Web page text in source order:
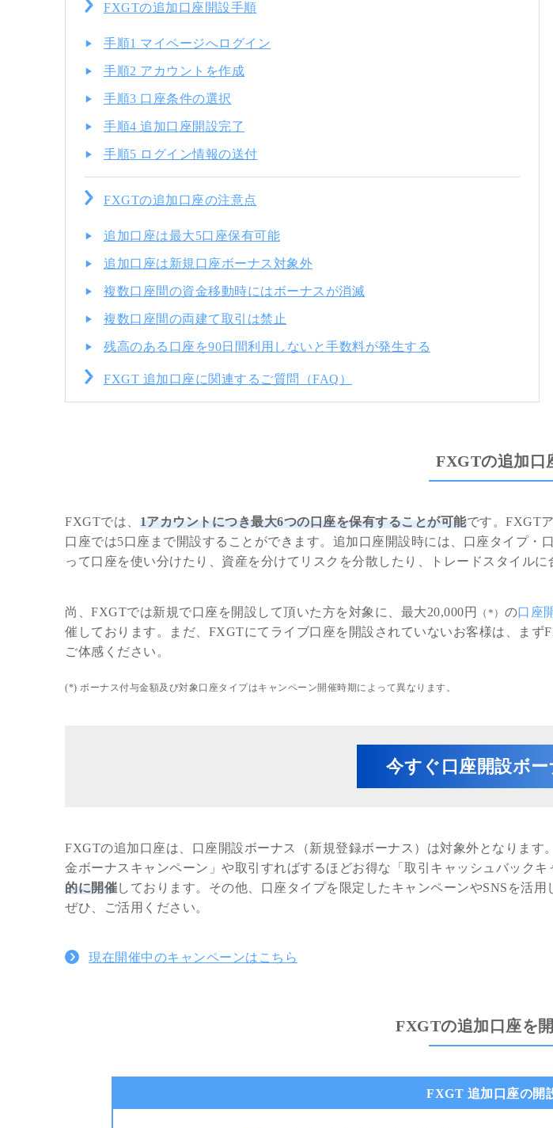
FXGTの追加口座開設手順
手順1 マイページへログイン
手順2 アカウントを作成
手順3 口座条件の選択
手順4 追加口座開設完了
手順5 ログイン情報の送付
FXGTの追加口座の注意点
追加口座は最大5口座保有可能
追加口座は新規口座ボーナス対象外
複数口座間の資金移動時にはボーナスが消滅
複数口座間の両建て取引は禁止
残高のある口座を90日間利用しないと手数料が発生する
FXGT 追加口座に関連するご質問（FAQ）
FXGTの追加口
FXGTでは、 1アカウントにつき最大6つの口座を保有することが可能です。FXGT
口座では5口座まで開設することができます。追加口座開設時には、口座タイプ
って口座を使い分けたり、資産を分けてリスクを分散したり、トレードスタイルに
尚、FXGTでは新規で口座を開設して頂いた方を対象に、最大20,000円 （*） の口座
催しております。まだ、FXGTにてライブ口座を開設されていないお客様は、ま
ご体感ください。
(*) ボーナス付与金額及び対象口座タイプはキャンペーン開催時期によって異なります。
今すぐ口座開設ボ
FXGTの追加口座は、口座開設ボーナス（新規登録ボーナス）は対象外となりま
金ボーナスキャンペーン」や取引すればするほどお得な「取引キャッシュバックキ
的に開催しております。その他、口座タイプを限定したキャンペーンやSNSを活
ぜひ、ご活用ください。
現在開催中のキャンペーンはこちら
FXGTの追加口座を
FXGT 追加口座の開